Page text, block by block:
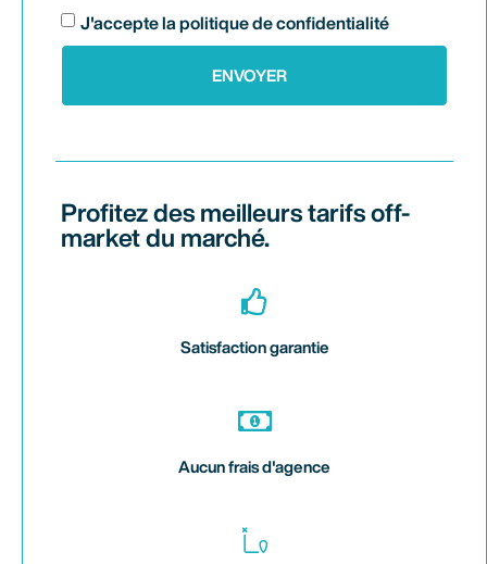
J'accepte la politique de confidentialité
ENVOYER
Profitez des meilleurs tarifs off-
market du marché.
Satisfaction garantie
Aucun frais d'agence